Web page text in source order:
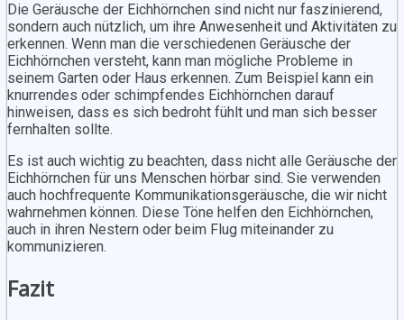
Die Geräusche der Eichhörnchen sind nicht nur faszinierend,
sondern auch nützlich, um ihre Anwesenheit und Aktivitäten zu
erkennen. Wenn man die verschiedenen Geräusche der
Eichhörnchen versteht, kann man mögliche Probleme in
seinem Garten oder Haus erkennen. Zum Beispiel kann ein
knurrendes oder schimpfendes Eichhörnchen darauf
hinweisen, dass es sich bedroht fühlt und man sich besser
fernhalten sollte.
Es ist auch wichtig zu beachten, dass nicht alle Geräusche der
Eichhörnchen für uns Menschen hörbar sind. Sie verwenden
auch hochfrequente Kommunikationsgeräusche, die wir nicht
wahrnehmen können. Diese Töne helfen den Eichhörnchen,
auch in ihren Nestern oder beim Flug miteinander zu
kommunizieren.
Fazit